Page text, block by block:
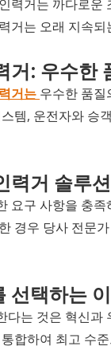
력거는 까다로
거는 오래 지속
거: 우수한
거는 우수한 품
템, 운전자와 승
력거 솔루
요구 사항을 충
경우 당사 전문
선택하는
다는 것은 혁신과
합하여 최고 수